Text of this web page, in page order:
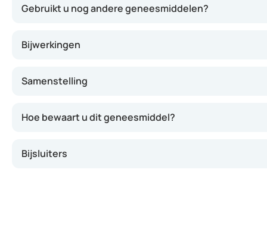
Gebruikt u nog andere geneesmiddelen?
Bijwerkingen
Samenstelling
Hoe bewaart u dit geneesmiddel?
Bijsluiters